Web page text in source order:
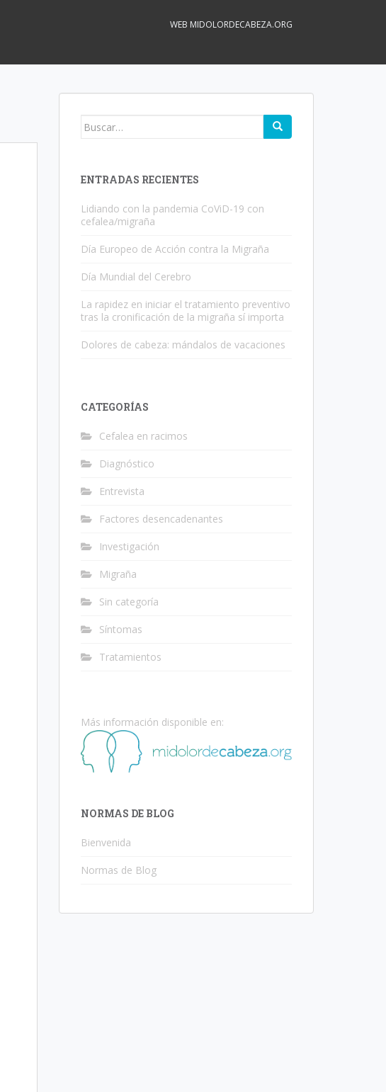
WEB MIDOLORDECABEZA.ORG
Buscar:
ENTRADAS RECIENTES
Lidiando con la pandemia CoViD-19 con
cefalea/migraña
Día Europeo de Acción contra la Migraña
Día Mundial del Cerebro
La rapidez en iniciar el tratamiento preventivo
tras la cronificación de la migraña sí importa
Dolores de cabeza: mándalos de vacaciones
CATEGORÍAS
Cefalea en racimos
Diagnóstico
Entrevista
Factores desencadenantes
Investigación
Migraña
Sin categoría
Síntomas
Tratamientos
Más información disponible en:
NORMAS DE BLOG
Bienvenida
Normas de Blog